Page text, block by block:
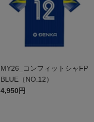
MY26_コンフィットシャFP
BLUE（NO.12）
4,950円